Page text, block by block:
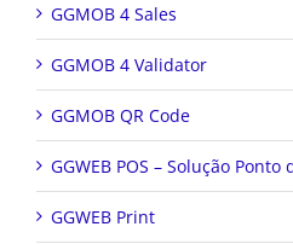
GGMOB 4 Sales
GGMOB 4 Validator
GGMOB QR Code
GGWEB POS – Solução Ponto
GGWEB Print